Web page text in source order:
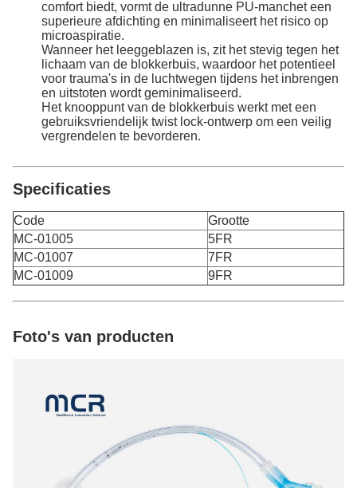
comfort biedt, vormt de ultradunne PU-manchet een
superieure afdichting en minimaliseert het risico op
microaspiratie.
Wanneer het leeggeblazen is, zit het stevig tegen het
lichaam van de blokkerbuis, waardoor het potentieel
voor trauma's in de luchtwegen tijdens het inbrengen
en uitstoten wordt geminimaliseerd.
Het knooppunt van de blokkerbuis werkt met een
gebruiksvriendelijk twist lock-ontwerp om een veilig
vergrendelen te bevorderen.
Specificaties
Code
Grootte
MC-01005
5FR
MC-01007
7FR
MC-01009
9FR
Foto's van producten